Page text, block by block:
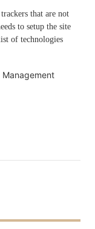
that are not
to setup the site
of technologies